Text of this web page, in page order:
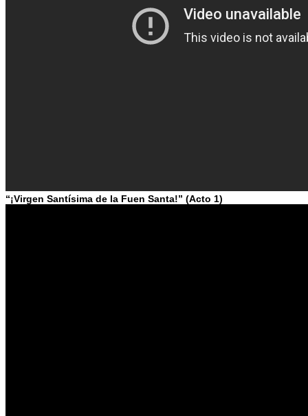
“¡Virgen Santísima de la Fuen Santa!” (Acto 1)